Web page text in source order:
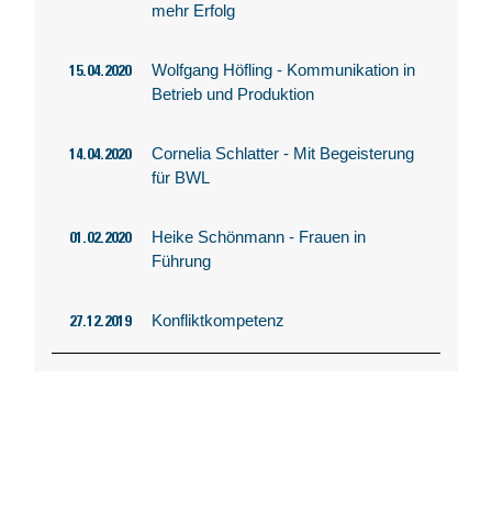
mehr Erfolg
15.04.2020
Wolfgang Höfling - Kommunikation in
Betrieb und Produktion
14.04.2020
Cornelia Schlatter - Mit Begeisterung
für BWL
01.02.2020
Heike Schönmann - Frauen in
Führung
27.12.2019 Konfliktkompetenz